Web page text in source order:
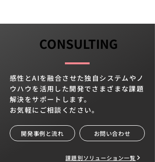
CONSULTING
CONSULTING
感性とAIを融合させた独自システムやノ
ウハウを活用した開発でさまざまな課題
解決をサポートします。
​お気軽にご相談ください。
開発事例と流れ お問い合わせ
課題別ソリューション一覧